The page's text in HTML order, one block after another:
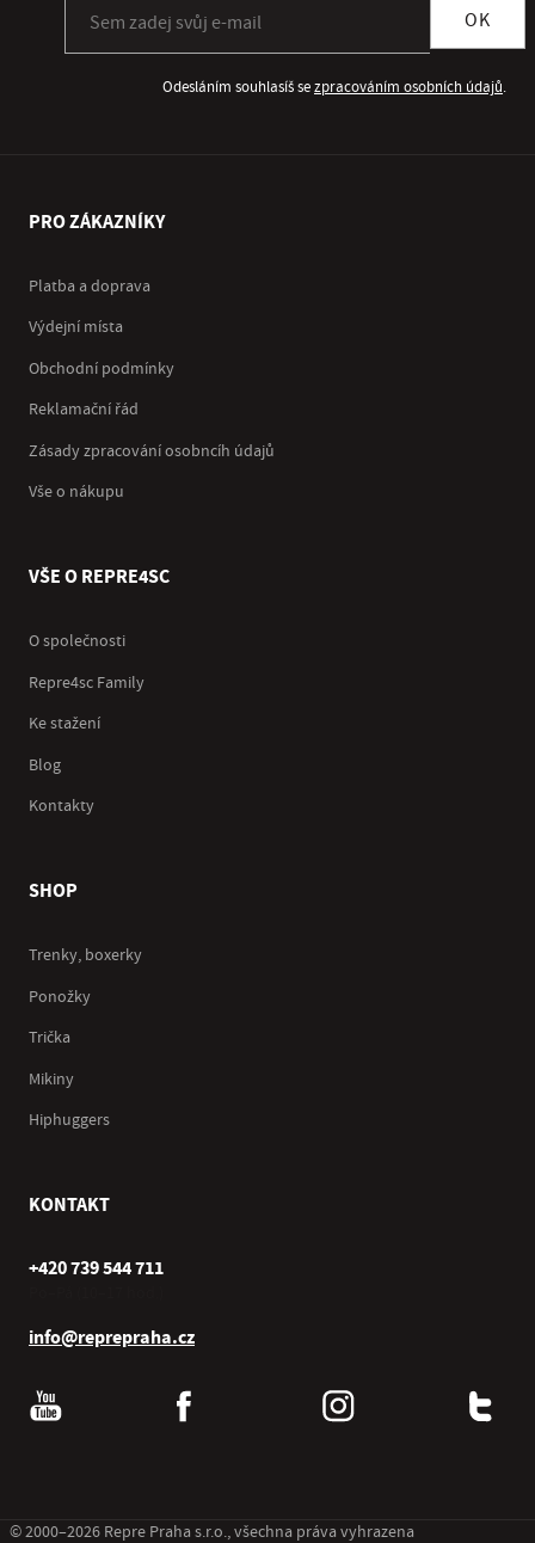
OK
Odesláním souhlasíš sezpracováním osobních údajů.
PRO ZÁKAZNÍKY
Platba a doprava
Výdejní místa
Obchodní podmínky
Reklamační řád
Zásady zpracování osobncíh údajů
Vše o nákupu
VŠE O REPRE4SC
O společnosti
Repre4sc Family
Ke stažení
Blog
Kontakty
SHOP
Trenky, boxerky
Ponožky
Trička
Mikiny
Hiphuggers
KONTAKT
+420 739 544 711
info@reprepraha.cz
© 2000–2026 Repre Praha s.r.o., všechna práva vyhrazena